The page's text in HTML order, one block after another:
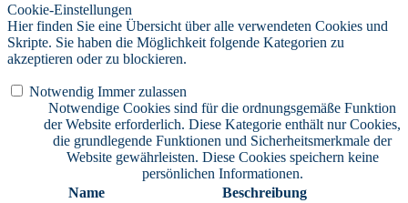
Cookie-Einstellungen
Hier finden Sie eine Übersicht über alle verwendeten Cookies und
Skripte. Sie haben die Möglichkeit folgende Kategorien zu
akzeptieren oder zu blockieren.
Notwendig Immer zulassen
Notwendige Cookies sind für die ordnungsgemäße Funktion
der Website erforderlich. Diese Kategorie enthält nur Cookies,
die grundlegende Funktionen und Sicherheitsmerkmale der
Website gewährleisten. Diese Cookies speichern keine
persönlichen Informationen.
Name
Beschreibung